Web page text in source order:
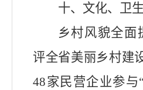
十、 文化、卫
乡村风貌全面
评全省美丽乡村建
48家民营企业参与